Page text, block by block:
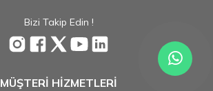
Bizi Takip Edin !
MÜŞTERİ HİZMETLERİ